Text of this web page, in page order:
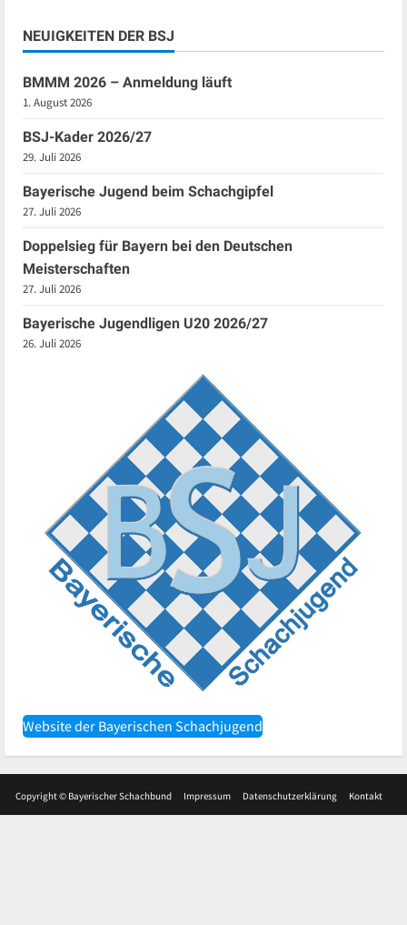
NEUIGKEITEN DER BSJ
BMMM 2026 – Anmeldung läuft
1. August 2026
BSJ-Kader 2026/27
29. Juli 2026
Bayerische Jugend beim Schachgipfel
27. Juli 2026
Doppelsieg für Bayern bei den Deutschen
Meisterschaften
27. Juli 2026
Bayerische Jugendligen U20 2026/27
26. Juli 2026
Website der Bayerischen Schachjugend
Copyright © Bayerischer Schachbund Impressum Datenschutzerklärung Kontakt